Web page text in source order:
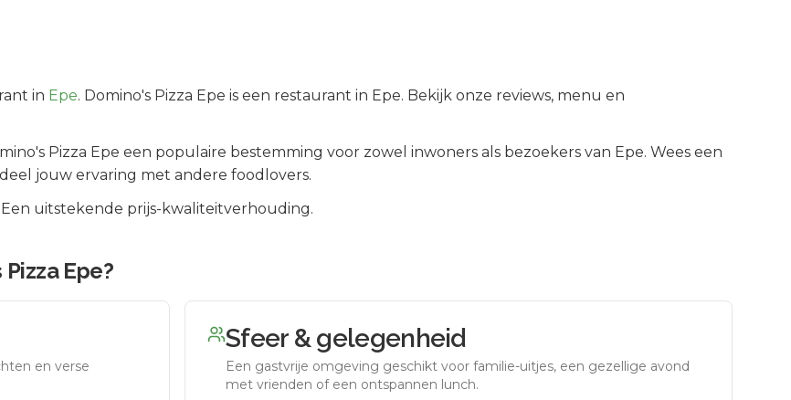
in Epe. Domino's Pizza Epe is een restaurant in Epe. Bekijk onze reviews, menu en
Pizza Epe een populaire bestemming voor zowel inwoners als bezoekers van Epe. Wees een
jouw ervaring met andere foodlovers.
uitstekende prijs-kwaliteitverhouding.
Epe?
en verse
Sfeer & gelegenheid
Een gastvrije omgeving geschikt voor familie-uitjes, een gezellige avond
met vrienden of een ontspannen lunch.